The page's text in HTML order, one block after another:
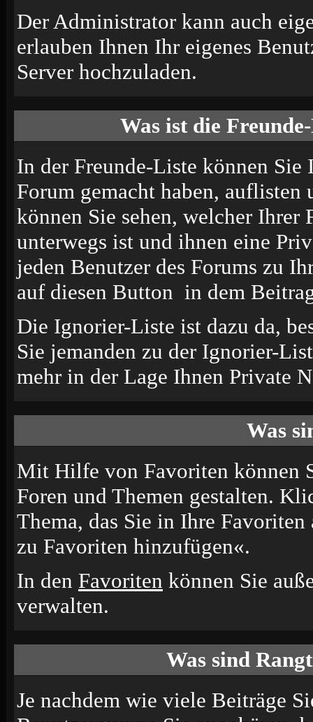
Der Administrator kann auch
erlauben Ihnen Ihr eigenes
Server hochzuladen.
Was ist die
In der Freunde-Liste können Sie
Forum gemacht haben, auflisten
können Sie sehen, welcher Ihrer
unterwegs ist und ihnen eine
jeden Benutzer des Forums zu
auf diesen Button in dem
Die Ignorier-Liste ist dazu da,
Sie jemanden zu der Ignorier-
mehr in der Lage Ihnen Private
Was
Mit Hilfe von Favoriten können
Foren und Themen gestalten.
Thema, das Sie in Ihre
zu Favoriten hinzufügen«.
In den Favoriten können Sie
verwalten.
Was sind
Je nachdem wie viele Beiträge